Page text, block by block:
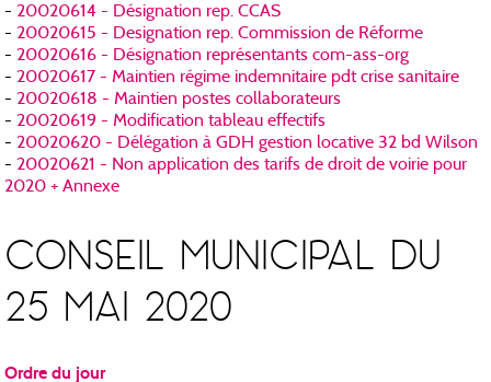
-20020614 - Désignation rep. CCAS
-20020615 - Designation rep. Commission de Réforme
-20020616 - Désignation représentants com-ass-org
-20020617 - Maintien régime indemnitaire pdt crise sanitaire
-20020618 - Maintien postes collaborateurs
-20020619 - Modification tableau effectifs
-20020620 - Délégation à GDH gestion locative 32 bd Wilson
-20020621 - Non application des tarifs de droit de voirie pour
2020 + Annexe
CONSEIL MUNICIPAL DU
25 MAI 2020
Ordre du jour